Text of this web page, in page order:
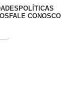
POLÍTICAS
FALE CONOSCO